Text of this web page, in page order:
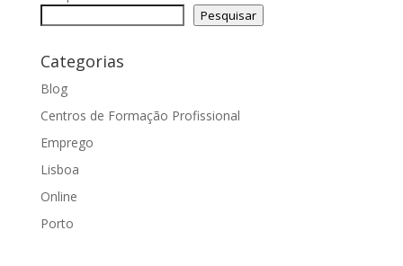
Pesquisar
Categorias
Blog
Centros de Formação Profissional
Emprego
Lisboa
Online
Porto